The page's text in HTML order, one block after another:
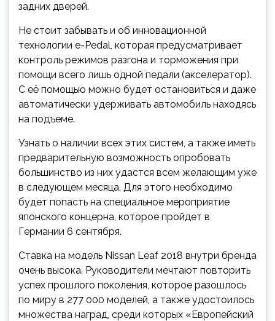
задних дверей.
Не стоит забывать и об инновационной
технологии e-Pedal, которая предусматривает
контроль режимов разгона и торможения при
помощи всего лишь одной педали (акселератор).
С её помощью можно будет остановиться и даже
автоматически удерживать автомобиль находясь
на подъеме.
Узнать о наличии всех этих систем, а также иметь
предварительную возможность опробовать
большинство из них удастся всем желающим уже
в следующем месяца. Для этого необходимо
будет попасть на специальное мероприятие
японского концерна, которое пройдет в
Германии 6 сентября.
Ставка на модель Nissan Leaf 2018 внутри бренда
очень высока. Руководители мечтают повторить
успех прошлого поколения, которое разошлось
по миру в 277 000 моделей, а также удостоилось
множества наград, среди которых «Европейский